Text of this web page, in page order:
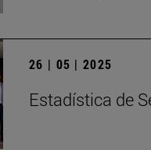
26 | 05 | 2025
Estadística de